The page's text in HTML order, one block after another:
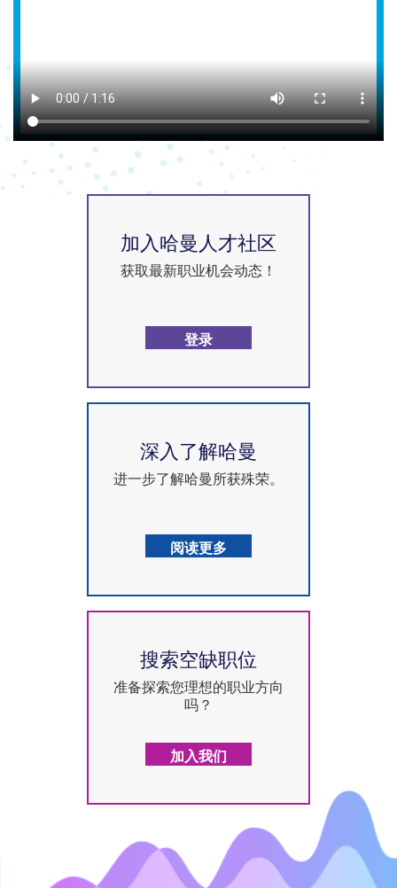
加入哈曼人才社区
获取最新职业机会动态！
登录
深入了解哈曼
进一步了解哈曼所获殊荣。
阅读更多
搜索空缺职位
准备探索您理想的职业方向
吗？
加入我们